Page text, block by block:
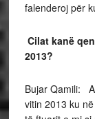
falenderoj për
Cilat kanë
2013?
Bujar Qamili:
vitin 2013 ku